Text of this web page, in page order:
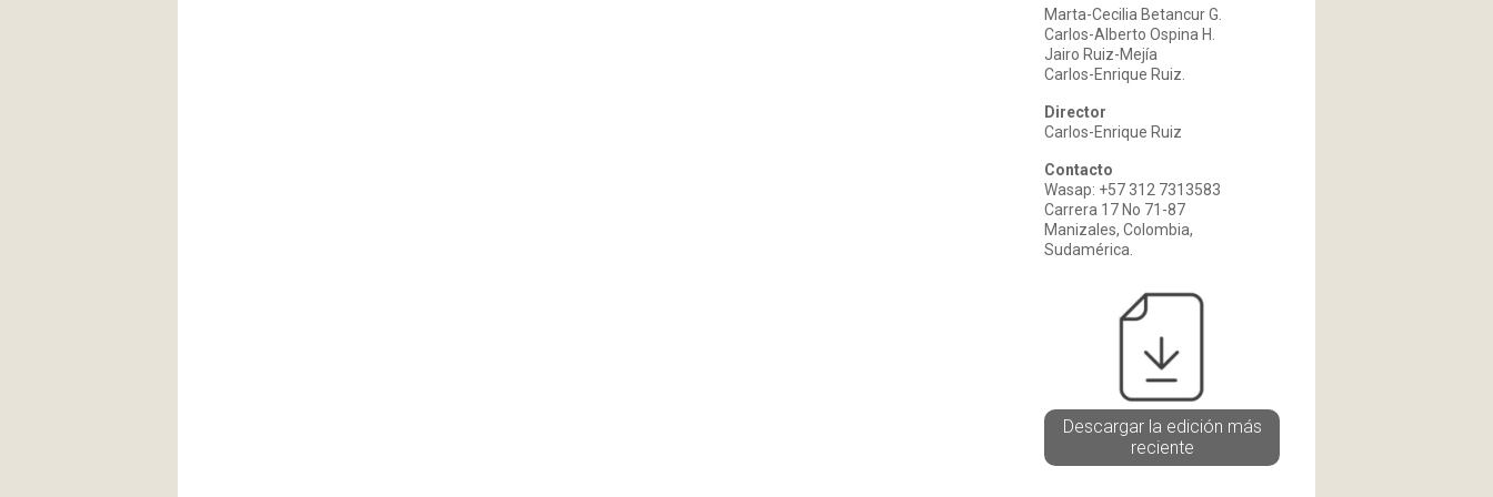
Marta-Cecilia Betancur G.
Carlos-Alberto Ospina H.
Jairo Ruiz-Mejía
Carlos-Enrique Ruiz.
Director
Carlos-Enrique Ruiz
Contacto
Wasap: +57 312 7313583
Carrera 17 No 71-87
Manizales, Colombia,
Sudamérica.
Descargar la edición más
reciente